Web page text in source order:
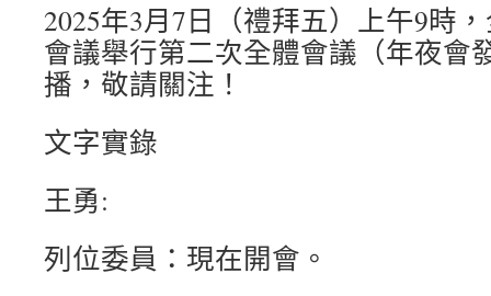
2025年3月7日（禮拜五）上午9時
會議舉行第二次全體會議（年夜會
播，敬請關注！
文字實錄
王勇:
列位委員：現在開會。